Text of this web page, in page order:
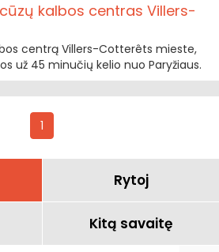
kalbos centras Villers-
centrą Villers-Cotterêts mieste,
už 45 minučių kelio nuo Paryžiaus.
1
Rytoj
Kitą savaitę